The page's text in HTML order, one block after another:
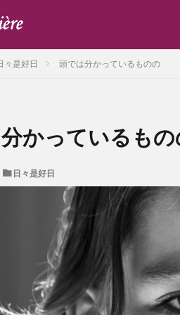
々是好日 頭では分かっているものの
かっているも
日々是好日